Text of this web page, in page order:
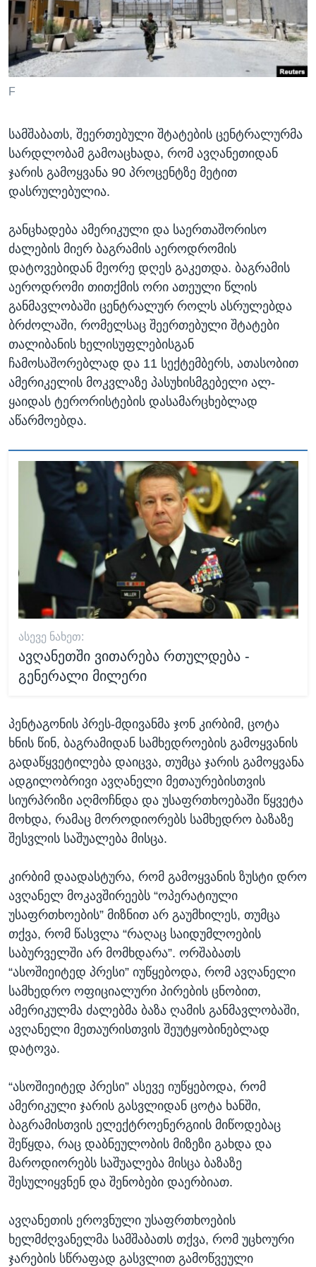
ᲡᲢᲣᲓᲘᲐ ᲕᲐᲨᲘᲜᲒᲢᲝᲜᲘ
ᲔᲙᲝᲜᲝᲛᲘᲙᲐ
ᲯᲐᲜᲛᲠᲗᲔᲚᲝᲑᲐ
ᲛᲔᲪᲜᲘᲔᲠᲔᲑᲐ
ᲒᲐᲚᲘᲚᲔᲝ
ᲓᲔᲖᲘᲜᲤᲝᲠᲛᲐᲪᲘᲐ
Learning English
ᲗᲕᲐᲚᲘ ᲒᲕᲐᲓᲔᲕᲜᲔᲗ
ენები
F
სამშაბათს, შეერთებული შტატების ცენტრალურმა
სარდლობამ გამოაცხადა, რომ ავღანეთიდან
ჯარის გამოყვანა 90 პროცენტზე მეტით
დასრულებულია.
განცხადება ამერიკული და საერთაშორისო
ძალების მიერ ბაგრამის აეროდრომის
დატოვებიდან მეორე დღეს გაკეთდა. ბაგრამის
აეროდრომი თითქმის ორი ათეული წლის
განმავლობაში ცენტრალურ როლს ასრულებდა
ბრძოლაში, რომელსაც შეერთებული შტატები
თალიბანის ხელისუფლებისგან
ჩამოსაშორებლად და 11 სექტემბერს, ათასობით
ამერიკელის მოკვლაზე პასუხისმგებელი ალ-
ყაიდას ტერორისტების დასამარცხებლად
აწარმოებდა.
ᲐᲡᲔᲕᲔ ᲜᲐᲮᲔᲗ:
ავღანეთში ვითარება რთულდება -
გენერალი მილერი
პენტაგონის პრეს-მდივანმა ჯონ კირბიმ, ცოტა
ხნის წინ, ბაგრამიდან სამხედროების გამოყვანის
გადაწყვეტილება დაიცვა, თუმცა ჯარის გამოყვანა
ადგილობრივი ავღანელი მეთაურებისთვის
სიურპრიზი აღმოჩნდა და უსაფრთხოებაში წყვეტა
მოხდა, რამაც მოროდიორებს სამხედრო ბაზაზე
შესვლის საშუალება მისცა.
კირბიმ დაადასტურა, რომ გამოყვანის ზუსტი დრო
ავღანელ მოკავშირეებს “ოპერატიული
უსაფრთხოების” მიზნით არ გაუმხილეს, თუმცა
თქვა, რომ წასვლა “რაღაც საიდუმლოების
საბურველში არ მომხდარა”. ორშაბათს
“ასოშიეიტედ პრესი” იუწყებოდა, რომ ავღანელი
სამხედრო ოფიციალური პირების ცნობით,
ამერიკულმა ძალებმა ბაზა ღამის განმავლობაში,
ავღანელი მეთაურისთვის შეუტყობინებლად
დატოვა.
“ასოშიეიტედ პრესი” ასევე იუწყებოდა, რომ
ამერიკული ჯარის გასვლიდან ცოტა ხანში,
ბაგრამისთვის ელექტროენერგიის მიწოდებაც
შეწყდა, რაც დაბნეულობის მიზეზი გახდა და
მაროდიორებს საშუალება მისცა ბაზაზე
შესულიყვნენ და შენობები დაერბიათ.
ავღანეთის ეროვნული უსაფრთხოების
ხელმძღვანელმა სამშაბათს თქვა, რომ უცხოური
ჯარების სწრაფად გასვლით გამოწვეული